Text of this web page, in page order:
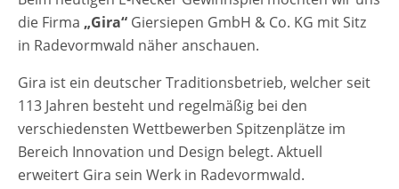
die Firma „Gira“ Giersiepen GmbH & Co. KG mit Sitz
in Radevormwald näher anschauen.
Gira ist ein deutscher Traditionsbetrieb, welcher seit
113 Jahren besteht und regelmäßig bei den
verschiedensten Wettbewerben Spitzenplätze im
Bereich Innovation und Design belegt. Aktuell
erweitert Gira sein Werk in Radevormwald.